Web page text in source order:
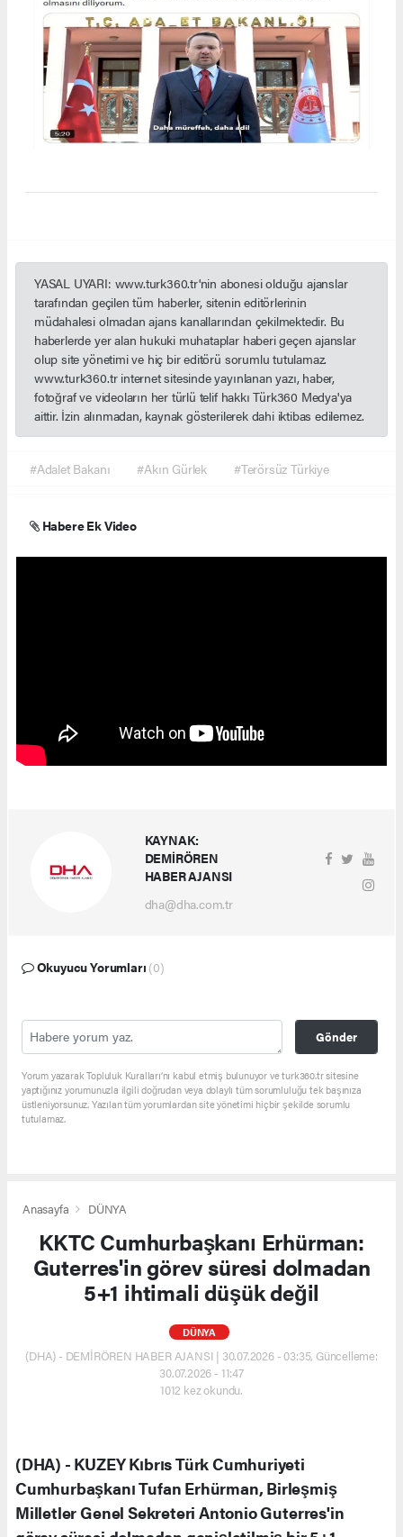
YASAL UYARI: www.turk360.tr'nin abonesi olduğu ajanslar
tarafından geçilen tüm haberler, sitenin editörlerinin
müdahalesi olmadan ajans kanallarından çekilmektedir. Bu
haberlerde yer alan hukuki muhataplar haberi geçen ajanslar
olup site yönetimi ve hiç bir editörü sorumlu tutulamaz.
www.turk360.tr internet sitesinde yayınlanan yazı, haber,
fotoğraf ve videoların her türlü telif hakkı Türk360 Medya'ya
aittir. İzin alınmadan, kaynak gösterilerek dahi iktibas edilemez.
#Adalet Bakanı #Akın Gürlek #Terörsüz Türkiye
Habere Ek Video
KAYNAK:
DEMİRÖREN
HABER AJANSI
dha@dha.com.tr
Okuyucu Yorumları (0)
Gönder
Yorum yazarak Topluluk Kuralları’nı kabul etmiş bulunuyor ve turk360.tr sitesine
yaptığınız yorumunuzla ilgili doğrudan veya dolaylı tüm sorumluluğu tek başınıza
üstleniyorsunuz. Yazılan tüm yorumlardan site yönetimi hiçbir şekilde sorumlu
tutulamaz.
Anasayfa DÜNYA
KKTC Cumhurbaşkanı Erhürman:
Guterres'in görev süresi dolmadan
5+1 ihtimali düşük değil
DÜNYA
(DHA) - DEMİRÖREN HABER AJANSI | 30.07.2026 - 03:35, Güncelleme:
30.07.2026 - 11:47
1012 kez okundu.
(DHA) - KUZEY Kıbrıs Türk Cumhuriyeti
Cumhurbaşkanı Tufan Erhürman, Birleşmiş
Milletler Genel Sekreteri Antonio Guterres'in